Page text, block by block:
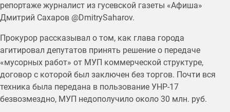
репортаже журналист из гусевской газеты «Афиша»
Дмитрий Сахаров @DmitrySaharov.
Прокурор рассказывал о том, как глава города
агитировал депутатов принять решение о передаче
«мусорных работ» от МУП коммерческой структуре,
договор с которой был заключен без торгов. Почти вся
техника была передана в пользование УНР-17
безвозмездно, МУП недополучило около 30 млн. руб.